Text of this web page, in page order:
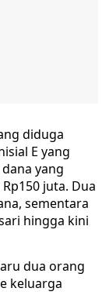
diduga
E yang
yang
juta. Dua
sementara
hingga kini
dua orang
keluarga